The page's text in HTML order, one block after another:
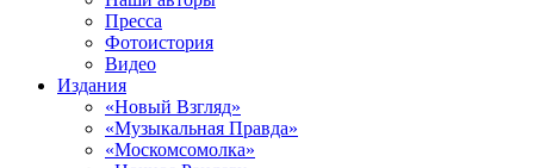
Пресса
Фотоистория
Видео
Издания
«Новый Взгляд»
«Музыкальная Правда»
«Москомсомолка»